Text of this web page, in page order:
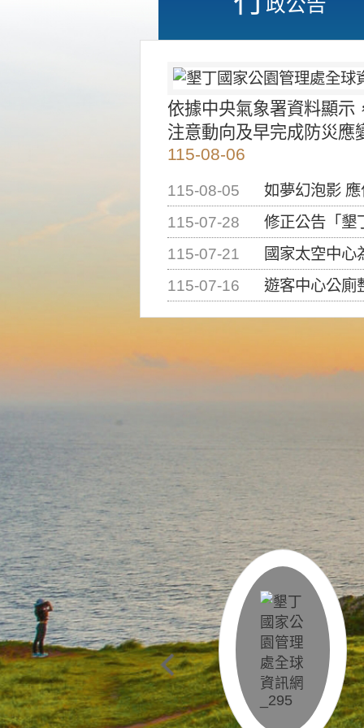
依據中央氣象署資料顯示
注意動向及早完成防災應
115-08-06
115-08-05
如夢幻泡影
115-07-28
修正公告「墾丁國家公
115-07-21
國家太空中心為辦理
115-07-16
遊客中心公廁